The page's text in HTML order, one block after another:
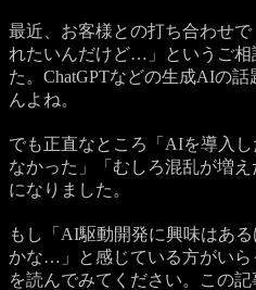
最近、お客様との打ち合わせ
れたいんだけど…」というご相
た。ChatGPTなどの生成AIの
んよね。
でも正直なところ「AIを導入
なかった」「むしろ混乱が増
になりました。
もし「AI駆動開発に興味はあ
かな…」と感じている方がい
を読んでみてください。この